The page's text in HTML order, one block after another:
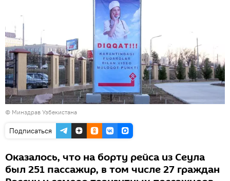
© Минздрав Узбекистана
Подписаться
Оказалось, что на борту рейса из Сеула
был 251 пассажир, в том числе 27 граждан